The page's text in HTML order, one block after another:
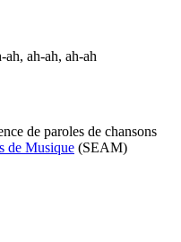
ah-ah, ah-ah
de paroles de chansons
de Musique (SEAM)